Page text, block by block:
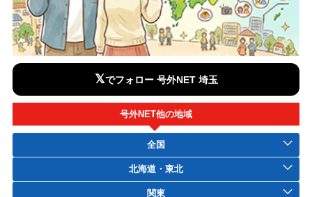
𝕏でフォロー 号外NET 埼玉
号外NET他の地域
全国
北海道・東北
関東